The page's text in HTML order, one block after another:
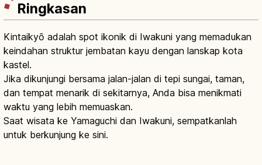
Ringkasan
Kintaikyō adalah spot ikonik di Iwakuni yang memadukan
keindahan struktur jembatan kayu dengan lanskap kota
kastel.
Jika dikunjungi bersama jalan-jalan di tepi sungai, taman,
dan tempat menarik di sekitarnya, Anda bisa menikmati
waktu yang lebih memuaskan.
Saat wisata ke Yamaguchi dan Iwakuni, sempatkanlah
untuk berkunjung ke sini.